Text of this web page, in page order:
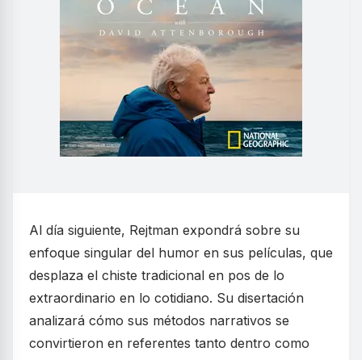
Al día siguiente, Rejtman expondrá sobre su
enfoque singular del humor en sus películas, que
desplaza el chiste tradicional en pos de lo
extraordinario en lo cotidiano. Su disertación
analizará cómo sus métodos narrativos se
convirtieron en referentes tanto dentro como